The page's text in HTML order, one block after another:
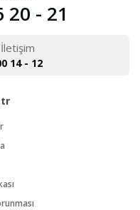
20 - 21
14 - 12